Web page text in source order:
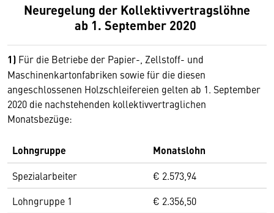
Neuregelung der Kollektivvertragslöhne
ab 1. September 2020
1) Für die Betriebe der Papier-, Zellstoff- und
Maschinenkartonfabriken sowie für die diesen
angeschlossenen Holzschleifereien gelten ab 1. September
2020 die nachstehenden kollektivvertraglichen
Monatsbezüge:
Lohngruppe Monatslohn
Spezialarbeiter
€ 2.573,94
Lohngruppe 1
€ 2.356,50